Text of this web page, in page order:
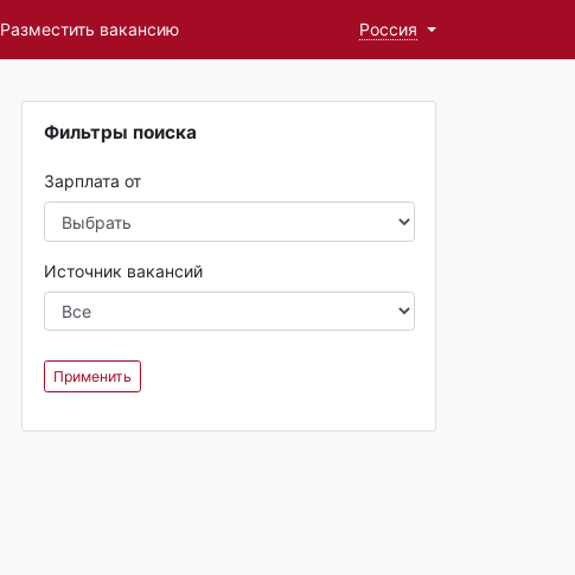
Разместить вакансию Россия
Фильтры поиска
Зарплата от
Источник вакансий
Применить